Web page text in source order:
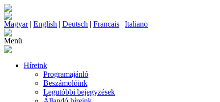
Magyar| English | Deutsch | Francais | Italiano
Menü
Híreink
Programajánló
Beszámolóink
Legutóbbi bejegyzések